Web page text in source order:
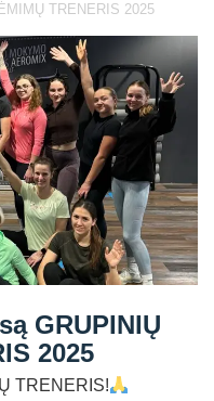
seminarai
Asmeninis treneris
Pilates treneris
Grupinių
treneris
Fizinio rengimo
TRENERIS 2025
GRUPINIŲ
2025
TRENERIS!